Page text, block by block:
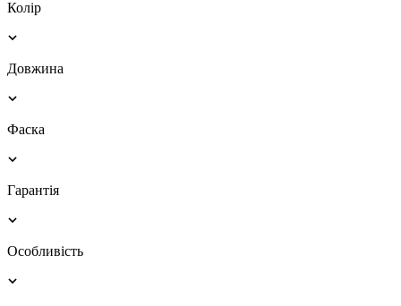
Колір
Довжина
Фаска
Гарантія
Особливість